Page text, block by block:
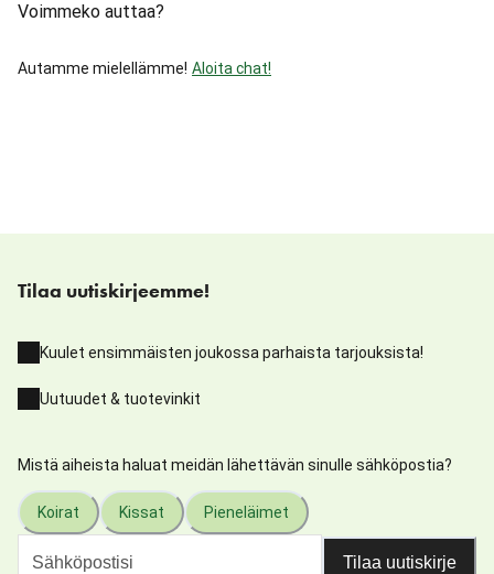
Voimmeko auttaa?
Autamme mielellämme! Aloita chat!
Tilaa uutiskirjeemme!
Kuulet ensimmäisten joukossa parhaista tarjouksista!
Uutuudet & tuotevinkit
Mistä aiheista haluat meidän lähettävän sinulle sähköpostia?
Koirat Kissat Pieneläimet
Tilaa uutiskirje